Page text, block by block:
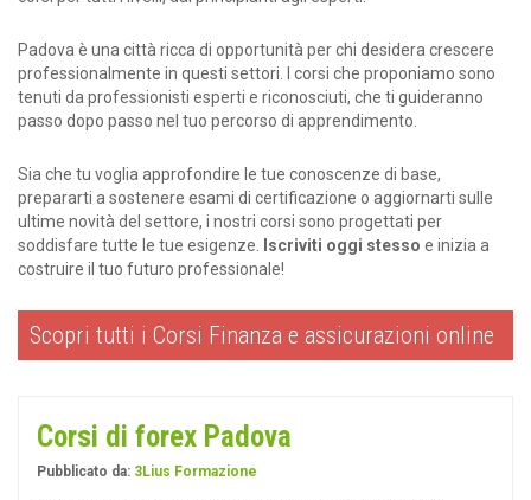
Padova è una città ricca di opportunità per chi desidera crescere
professionalmente in questi settori. I corsi che proponiamo sono
tenuti da professionisti esperti e riconosciuti, che ti guideranno
passo dopo passo nel tuo percorso di apprendimento.
Sia che tu voglia approfondire le tue conoscenze di base,
prepararti a sostenere esami di certificazione o aggiornarti sulle
ultime novità del settore, i nostri corsi sono progettati per
soddisfare tutte le tue esigenze.
Iscriviti oggi stesso e inizia a
costruire il tuo futuro professionale!
Scopri tutti i Corsi Finanza e assicurazioni online
Corsi di forex Padova
Pubblicato da: 3Lius Formazione